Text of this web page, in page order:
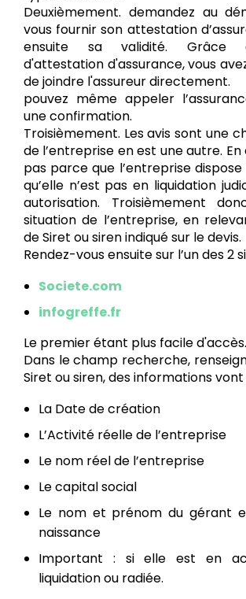
Deuxièmement. demandez au
vous fournir son attestation
ensuite sa validité. Grâce
d'attestation d'assurance, vous
de joindre l'assureur directement.
pouvez même appeler
une confirmation.
Troisièmement. Les avis sont une
de l’entreprise en est une autre.
pas parce que l’entreprise dispose
qu’elle n’est pas en liquidation
autorisation. Troisièmement
situation de l’entreprise, en
de Siret ou siren indiqué sur le devis.
Rendez-vous ensuite sur l’un des 2
Societe.com
infogreffe.fr
Le premier étant plus facile d'accès.
Dans le champ recherche,
Siret ou siren, des informations vont
La Date de création
L’Activité réelle de l’entreprise
Le nom réel de l’entreprise
Le capital social
Le nom et prénom du gérant
naissance
Important : si elle est en
liquidation ou radiée.